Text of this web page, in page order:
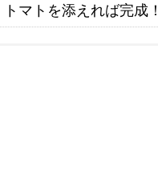
マトを添えれば完成！